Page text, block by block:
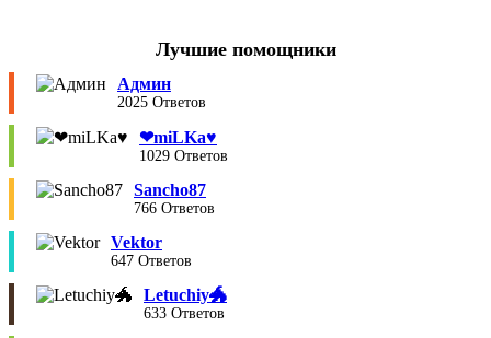
Лучшие помощники
Админ
2025 Ответов
❤︎miLKa♥︎
1029 Ответов
Sancho87
766 Ответов
Vektor
647 Ответов
Letuchiy🐲
633 Ответов